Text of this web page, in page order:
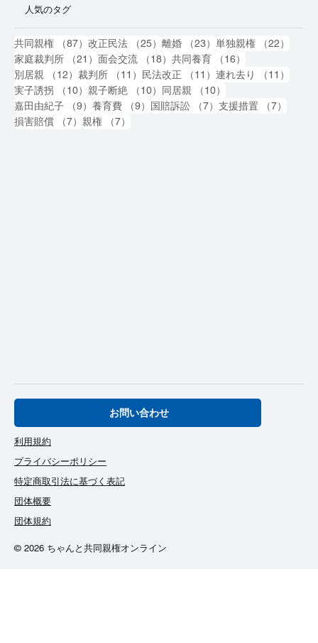
人気のタグ
共同親権 （87） 87件の記事
改正民法 （25） 25件の記事
離婚 （23） 23件の記事
単独親権 （22）
家庭裁判所
（21） 21件の記事
面会交流 （18） 18件の記事
共同養育 （16）
別居親
（12） 12件の記事
裁判所 （11） 11件の記事
民法改正 （11） 11件の記事
連れ去り （11）
実子誘拐
（10） 10件の記事
親子断絶 （10） 10件の記事
同居親 （10）
嘉田由紀子
（9） 9件の記事
養育費 （9） 9件の記事
国賠訴訟 （7） 7件の記事
支援措置 （7）
損害賠償
（7） 7件の記事
親権 （7）
お問い合わせ
利用規約
プライバシーポリシー
特定商取引法に基づく表記
団体概要
団体規約
© 2026 ちゃんと共同親権オンライン